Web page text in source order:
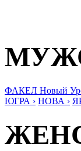
ФАКЕЛ Новый
ЮГРА › НОВА ›